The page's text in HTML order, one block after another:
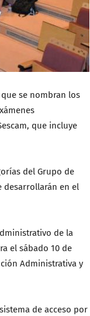
se nombran los
que incluye
del Grupo de
desarrollarán en el
de la
el sábado 10 de
Administrativa y
de acceso por